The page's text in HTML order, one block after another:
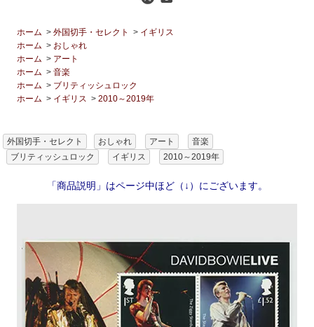
ホーム >外国切手・セレクト > イギリス
ホーム > おしゃれ
ホーム > アート
ホーム >音楽
ホーム > ブリティッシュロック
ホーム > イギリス >2010～2019年
外国切手・セレクト おしゃれ アート
音楽
ブリティッシュロック
イギリス 2010～2019年
「商品説明」はページ中ほど（↓）にございます。